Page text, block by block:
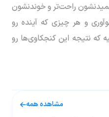
راحت‌تر و خوندنشون
و هر چیزی که آینده رو
که نتیجه این کنجکاوی‌ها رو
مشاهده همه